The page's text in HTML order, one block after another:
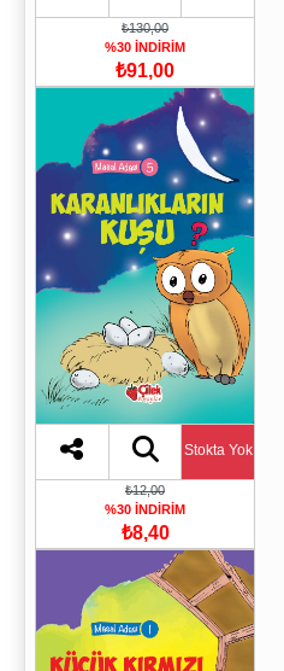
₺130,00
%30 İNDİRİM
₺91,00
Stokta Yok
₺12,00
%30 İNDİRİM
₺8,40